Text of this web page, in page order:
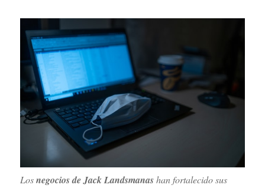
Losnegocios de Jack Landsmanashan fortalecido sus